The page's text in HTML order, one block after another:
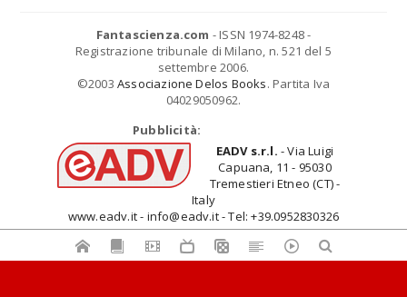
Fantascienza.com - ISSN 1974-8248 -
Registrazione tribunale di Milano, n. 521 del 5
settembre 2006.
©2003 Associazione Delos Books. Partita Iva
04029050962.
Pubblicità:
EADV s.r.l. - Via Luigi
Capuana, 11 - 95030
Tremestieri Etneo (CT) -
Italy
www.eadv.it - info@eadv.it - Tel: +39.0952830326